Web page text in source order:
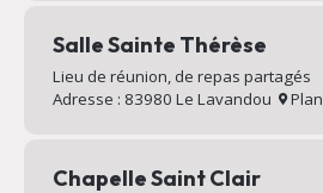
Salle Sainte Thérèse
Lieu de réunion, de repas partagés
Adresse : 83980 Le Lavandou
Plan
Chapelle Saint Clair